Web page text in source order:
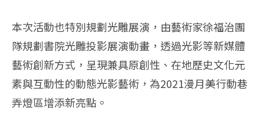
本次活動也特別規劃光雕展演，由藝術家徐福治團
隊規劃書院光雕投影展演動畫，透過光影等新媒體
藝術創新方式，呈現兼具原創性、在地歷史文化元
素與互動性的動態光影藝術，為2021漫月美行動巷
弄燈區增添新亮點。